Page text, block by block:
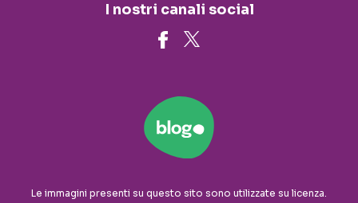
I nostri canali social
Le immagini presenti su questo sito sono utilizzate su licenza.